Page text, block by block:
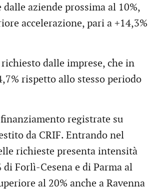
aziende prossima al 10%,
accelerazione, pari a +14,3%
dalle imprese, che in
rispetto allo stesso periodo
registrate su
da CRIF. Entrando nel
richieste presenta intensità
di Forlì-Cesena e di Parma al
al 20% anche a Ravenna